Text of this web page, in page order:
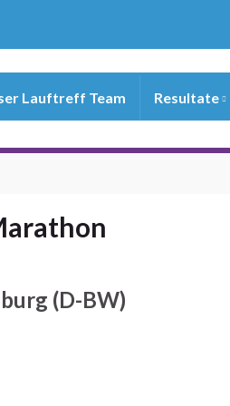
Lauftreff Team Resultate
(D-BW)